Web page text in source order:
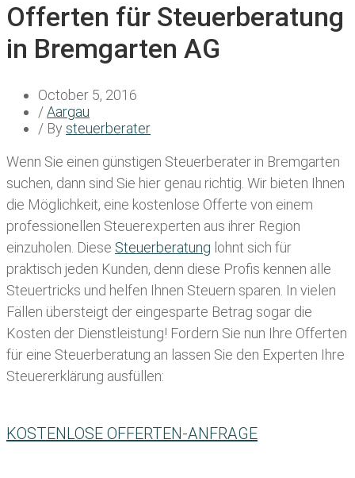
Offerten für Steuerberatung
in Bremgarten AG
October 5, 2016
/Aargau
/ By steuerberater
Wenn Sie einen günstigen Steuerberater in Bremgarten
suchen, dann sind Sie hier genau richtig. Wir bieten Ihnen
die Möglichkeit, eine kostenlose Offerte von einem
professionellen Steuerexperten aus ihrer Region
einzuholen. Diese Steuerberatung lohnt sich für
praktisch jeden Kunden, denn diese Profis kennen alle
Steuertricks und helfen Ihnen Steuern sparen. In vielen
Fällen übersteigt der eingesparte Betrag sogar die
Kosten der Dienstleistung! Fordern Sie nun Ihre Offerten
für eine Steuerberatung an lassen Sie den Experten Ihre
Steuererklärung ausfüllen:
KOSTENLOSE OFFERTEN-ANFRAGE